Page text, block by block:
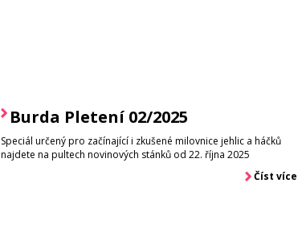
Burda Pletení 02/2025
Speciál určený pro začínající i zkušené milovnice jehlic a háčků
najdete na pultech novinových stánků od 22. října 2025
Číst více